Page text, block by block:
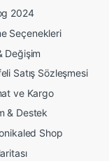
2024
Seçenekleri
Değişim
Satış Sözleşmesi
ve Kargo
& Destek
Shop